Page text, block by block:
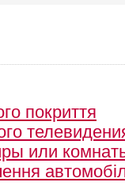
покриття
или